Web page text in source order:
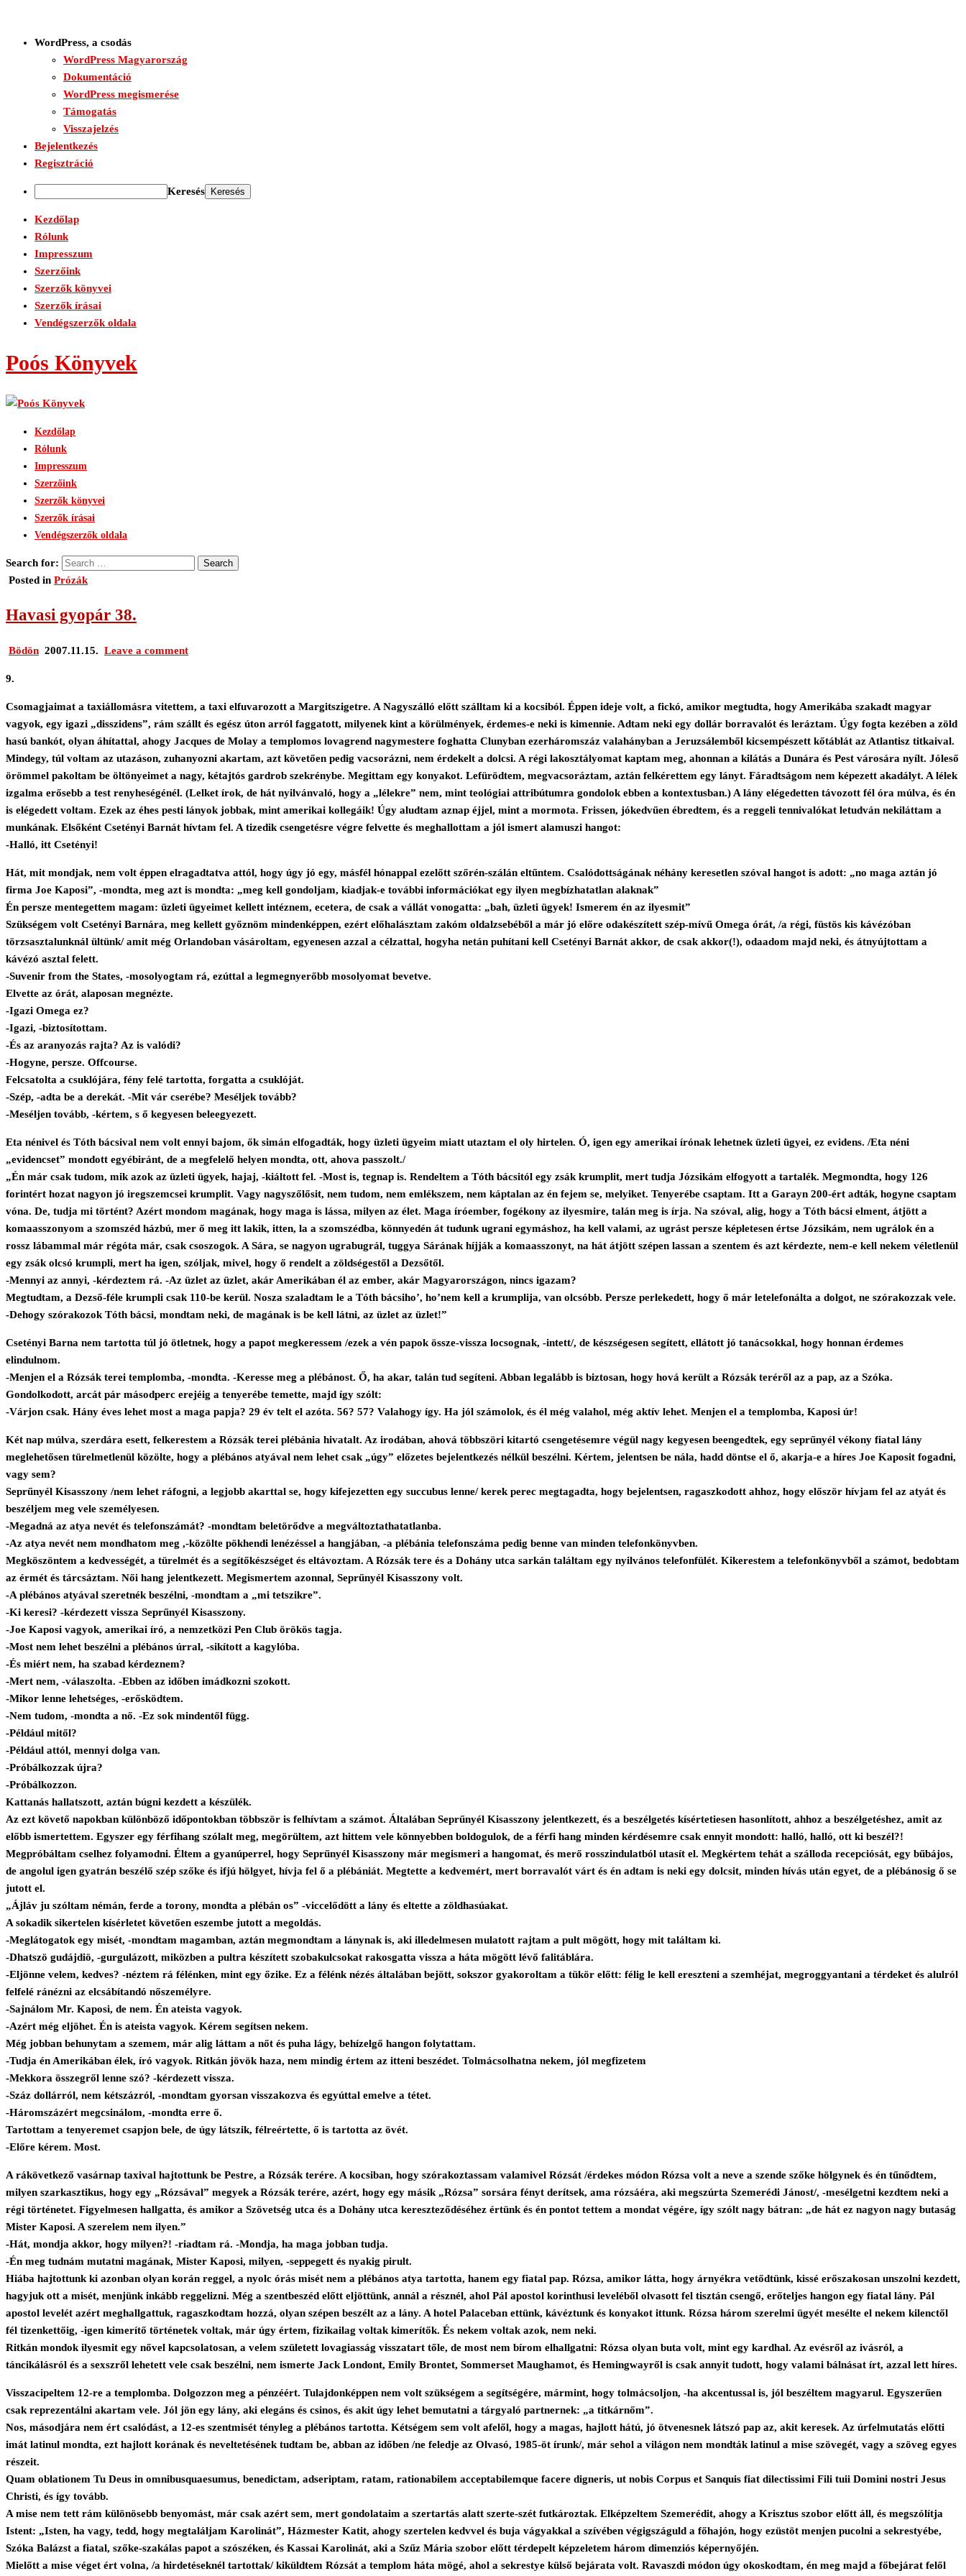
WordPress, a csodás
WordPress Magyarország
Dokumentáció
WordPress megismerése
Támogatás
Visszajelzés
Bejelentkezés
Regisztráció
Keresés
Kezdőlap
Rólunk
Impresszum
Szerzőink
Szerzők könyvei
Szerzők írásai
Vendégszerzők oldala
Poós Könyvek
Kezdőlap
Rólunk
Impresszum
Szerzőink
Szerzők könyvei
Szerzők írásai
Vendégszerzők oldala
Search for:
Posted in Prózák
Havasi gyopár 38.
Bödön 2007.11.15. Leave a comment
9.
Csomagjaimat a taxiállomásra vitettem, a taxi elfuvarozott a Margitszigetre. A Nagyszálló előtt szálltam ki a kocsiból. Éppen ideje volt, a fickó, amikor megtudta, hogy Amerikába szakadt magyar
vagyok, egy igazi „disszidens”, rám szállt és egész úton arról faggatott, milyenek kint a körülmények, érdemes-e neki is kimennie. Adtam neki egy dollár borravalót és leráztam. Úgy fogta kezében a zöld
hasú bankót, olyan áhítattal, ahogy Jacques de Molay a templomos lovagrend nagymestere foghatta Clunyban ezerháromszáz valahányban a Jeruzsálemből kicsempészett kőtáblát az Atlantisz titkaival.
Mindegy, túl voltam az utazáson, zuhanyozni akartam, azt követően pedig vacsorázni, nem érdekelt a dolcsi. A régi lakosztályomat kaptam meg, ahonnan a kilátás a Dunára és Pest városára nyílt. Jóleső
örömmel pakoltam be öltönyeimet a nagy, kétajtós gardrob szekrénybe. Megittam egy konyakot. Lefürödtem, megvacsoráztam, aztán felkérettem egy lányt. Fáradtságom nem képezett akadályt. A lélek
izgalma erősebb a test renyheségénél. (Lelket írok, de hát nyilvánvaló, hogy a „lélekre” nem, mint teológiai attribútumra gondolok ebben a kontextusban.) A lány elégedetten távozott fél óra múlva, és én
is elégedett voltam. Ezek az éhes pesti lányok jobbak, mint amerikai kollegáik! Úgy aludtam aznap éjjel, mint a mormota. Frissen, jókedvűen ébredtem, és a reggeli tennivalókat letudván nekiláttam a
munkának. Elsőként Csetényi Barnát hívtam fel. A tizedik csengetésre végre felvette és meghallottam a jól ismert alamuszi hangot:
-Halló, itt Csetényi!
Hát, mit mondjak, nem volt éppen elragadtatva attól, hogy úgy jó egy, másfél hónappal ezelőtt szőrén-szálán eltűntem. Csalódottságának néhány keresetlen szóval hangot is adott: „no maga aztán jó
firma Joe Kaposi”, -mondta, meg azt is mondta: „meg kell gondoljam, kiadjak-e további információkat egy ilyen megbízhatatlan alaknak”
Én persze mentegettem magam: üzleti ügyeimet kellett intéznem, ecetera, de csak a vállát vonogatta: „bah, üzleti ügyek! Ismerem én az ilyesmit”
Szükségem volt Csetényi Barnára, meg kellett győznöm mindenképpen, ezért előhalásztam zakóm oldalzsebéből a már jó előre odakészített szép-mívű Omega órát, /a régi, füstös kis kávézóban
törzsasztalunknál ültünk/ amit még Orlandoban vásároltam, egyenesen azzal a célzattal, hogyha netán puhítani kell Csetényi Barnát akkor, de csak akkor(!), odaadom majd neki, és átnyújtottam a
kávézó asztal felett.
-Suvenir from the States, -mosolyogtam rá, ezúttal a legmegnyerőbb mosolyomat bevetve.
Elvette az órát, alaposan megnézte.
-Igazi Omega ez?
-Igazi, -biztosítottam.
-És az aranyozás rajta? Az is valódi?
-Hogyne, persze. Offcourse.
Felcsatolta a csuklójára, fény felé tartotta, forgatta a csuklóját.
-Szép, -adta be a derekát. -Mit vár cserébe? Meséljek tovább?
-Meséljen tovább, -kértem, s ő kegyesen beleegyezett.
Eta nénivel és Tóth bácsival nem volt ennyi bajom, ők simán elfogadták, hogy üzleti ügyeim miatt utaztam el oly hirtelen. Ó, igen egy amerikai írónak lehetnek üzleti ügyei, ez evidens. /Eta néni
„evidencset” mondott egyébiránt, de a megfelelő helyen mondta, ott, ahova passzolt./
„Én már csak tudom, mik azok az üzleti ügyek, hajaj, -kiáltott fel. -Most is, tegnap is. Rendeltem a Tóth bácsitól egy zsák krumplit, mert tudja Józsikám elfogyott a tartalék. Megmondta, hogy 126
forintért hozat nagyon jó iregszemcsei krumplit. Vagy nagyszőlősit, nem tudom, nem emlékszem, nem káptalan az én fejem se, melyiket. Tenyerébe csaptam. Itt a Garayn 200-ért adták, hogyne csaptam
vóna. De, tudja mi történt? Azért mondom magának, hogy maga is lássa, milyen az élet. Maga íróember, fogékony az ilyesmire, talán meg is írja. Na szóval, alig, hogy a Tóth bácsi elment, átjött a
komaasszonyom a szomszéd házbú, mer ő meg itt lakik, itten, la a szomszédba, könnyedén át tudunk ugrani egymáshoz, ha kell valami, az ugrást persze képletesen értse Józsikám, nem ugrálok én a
rossz lábammal már régóta már, csak csoszogok. A Sára, se nagyon ugrabugrál, tuggya Sárának híjják a komaasszonyt, na hát átjött szépen lassan a szentem és azt kérdezte, nem-e kell nekem véletlenül
egy zsák olcsó krumpli, mert ha igen, szóljak, mivel, hogy ő rendelt a zöldségestől a Dezsőtől.
-Mennyi az annyi, -kérdeztem rá. -Az üzlet az üzlet, akár Amerikában él az ember, akár Magyarországon, nincs igazam?
Megtudtam, a Dezső-féle krumpli csak 110-be kerül. Nosza szaladtam le a Tóth bácsiho’, ho’nem kell a krumplija, van olcsóbb. Persze perlekedett, hogy ő már letelefonálta a dolgot, ne szórakozzak vele.
-Dehogy szórakozok Tóth bácsi, mondtam neki, de magának is be kell látni, az üzlet az üzlet!”
Csetényi Barna nem tartotta túl jó ötletnek, hogy a papot megkeressem /ezek a vén papok össze-vissza locsognak, -intett/, de készségesen segített, ellátott jó tanácsokkal, hogy honnan érdemes
elindulnom.
-Menjen el a Rózsák terei templomba, -mondta. -Keresse meg a plébánost. Ő, ha akar, talán tud segíteni. Abban legalább is biztosan, hogy hová került a Rózsák teréről az a pap, az a Szóka.
Gondolkodott, arcát pár másodperc erejéig a tenyerébe temette, majd így szólt:
-Várjon csak. Hány éves lehet most a maga papja? 29 év telt el azóta. 56? 57? Valahogy így. Ha jól számolok, és él még valahol, még aktív lehet. Menjen el a templomba, Kaposi úr!
Két nap múlva, szerdára esett, felkerestem a Rózsák terei plébánia hivatalt. Az irodában, ahová többszöri kitartó csengetésemre végül nagy kegyesen beengedtek, egy seprűnyél vékony fiatal lány
meglehetősen türelmetlenül közölte, hogy a plébános atyával nem lehet csak „úgy” előzetes bejelentkezés nélkül beszélni. Kértem, jelentsen be nála, hadd döntse el ő, akarja-e a híres Joe Kaposit fogadni,
vagy sem?
Seprűnyél Kisasszony /nem lehet ráfogni, a legjobb akarttal se, hogy kifejezetten egy succubus lenne/ kerek perec megtagadta, hogy bejelentsen, ragaszkodott ahhoz, hogy először hívjam fel az atyát és
beszéljem meg vele személyesen.
-Megadná az atya nevét és telefonszámát? -mondtam beletörődve a megváltoztathatatlanba.
-Az atya nevét nem mondhatom meg ,-közölte pökhendi lenézéssel a hangjában, -a plébánia telefonszáma pedig benne van minden telefonkönyvben.
Megköszöntem a kedvességét, a türelmét és a segítőkészséget és eltávoztam. A Rózsák tere és a Dohány utca sarkán találtam egy nyilvános telefonfülét. Kikerestem a telefonkönyvből a számot, bedobtam
az érmét és tárcsáztam. Női hang jelentkezett. Megismertem azonnal, Seprűnyél Kisasszony volt.
-A plébános atyával szeretnék beszélni, -mondtam a „mi tetszikre”.
-Ki keresi? -kérdezett vissza Seprűnyél Kisasszony.
-Joe Kaposi vagyok, amerikai író, a nemzetközi Pen Club örökös tagja.
-Most nem lehet beszélni a plébános úrral, -sikított a kagylóba.
-És miért nem, ha szabad kérdeznem?
-Mert nem, -válaszolta. -Ebben az időben imádkozni szokott.
-Mikor lenne lehetséges, -erősködtem.
-Nem tudom, -mondta a nő. -Ez sok mindentől függ.
-Például mitől?
-Például attól, mennyi dolga van.
-Próbálkozzak újra?
-Próbálkozzon.
Kattanás hallatszott, aztán búgni kezdett a készülék.
Az ezt követő napokban különböző időpontokban többször is felhívtam a számot. Általában Seprűnyél Kisasszony jelentkezett, és a beszélgetés kísértetiesen hasonlított, ahhoz a beszélgetéshez, amit az
előbb ismertettem. Egyszer egy férfihang szólalt meg, megörültem, azt hittem vele könnyebben boldogulok, de a férfi hang minden kérdésemre csak ennyit mondott: halló, halló, ott ki beszél?!
Megpróbáltam cselhez folyamodni. Éltem a gyanúperrel, hogy Seprűnyél Kisasszony már megismeri a hangomat, és merő rosszindulatból utasít el. Megkértem tehát a szálloda recepciósát, egy bűbájos,
de angolul igen gyatrán beszélő szép szőke és ifjú hölgyet, hívja fel ő a plébániát. Megtette a kedvemért, mert borravalót várt és én adtam is neki egy dolcsit, minden hívás után egyet, de a plébánosig ő se
jutott el.
„Ájláv ju szóltam némán, ferde a torony, mondta a plébán os” -viccelődött a lány és eltette a zöldhasúakat.
A sokadik sikertelen kísérletet követően eszembe jutott a megoldás.
-Meglátogatok egy misét, -mondtam magamban, aztán megmondtam a lánynak is, aki illedelmesen mulatott rajtam a pult mögött, hogy mit találtam ki.
-Dhatszö gudájdiö, -gurgulázott, miközben a pultra készített szobakulcsokat rakosgatta vissza a háta mögött lévő falitáblára.
-Eljönne velem, kedves? -néztem rá félénken, mint egy őzike. Ez a félénk nézés általában bejött, sokszor gyakoroltam a tükör előtt: félig le kell ereszteni a szemhéjat, megroggyantani a térdeket és alulról
felfelé ránézni az elcsábítandó nőszemélyre.
-Sajnálom Mr. Kaposi, de nem. Én ateista vagyok.
-Azért még eljöhet. Én is ateista vagyok. Kérem segítsen nekem.
Még jobban behunytam a szemem, már alig láttam a nőt és puha lágy, behízelgő hangon folytattam.
-Tudja én Amerikában élek, író vagyok. Ritkán jövök haza, nem mindig értem az itteni beszédet. Tolmácsolhatna nekem, jól megfizetem
-Mekkora összegről lenne szó? -kérdezett vissza.
-Száz dollárról, nem kétszázról, -mondtam gyorsan visszakozva és egyúttal emelve a tétet.
-Háromszázért megcsinálom, -mondta erre ő.
Tartottam a tenyeremet csapjon bele, de úgy látszik, félreértette, ő is tartotta az övét.
-Előre kérem. Most.
A rákövetkező vasárnap taxival hajtottunk be Pestre, a Rózsák terére. A kocsiban, hogy szórakoztassam valamivel Rózsát /érdekes módon Rózsa volt a neve a szende szőke hölgynek és én tűnődtem,
milyen szarkasztikus, hogy egy „Rózsával” megyek a Rózsák terére, azért, hogy egy másik „Rózsa” sorsára fényt derítsek, ama rózsáéra, aki megszúrta Szemerédi Jánost/, -mesélgetni kezdtem neki a
régi történetet. Figyelmesen hallgatta, és amikor a Szövetség utca és a Dohány utca kereszteződéséhez értünk és én pontot tettem a mondat végére, így szólt nagy bátran: „de hát ez nagyon nagy butaság
Mister Kaposi. A szerelem nem ilyen.”
-Hát, mondja akkor, hogy milyen?! -riadtam rá. -Mondja, ha maga jobban tudja.
-Én meg tudnám mutatni magának, Mister Kaposi, milyen, -seppegett és nyakig pirult.
Hiába hajtottunk ki azonban olyan korán reggel, a nyolc órás misét nem a plébános atya tartotta, hanem egy fiatal pap. Rózsa, amikor látta, hogy árnyékra vetődtünk, kissé erőszakosan unszolni kezdett,
hagyjuk ott a misét, menjünk inkább reggelizni. Még a szentbeszéd előtt eljöttünk, annál a résznél, ahol Pál apostol korinthusi leveléből olvasott fel tisztán csengő, erőteljes hangon egy fiatal lány. Pál
apostol levelét azért meghallgattuk, ragaszkodtam hozzá, olyan szépen beszélt az a lány. A hotel Palaceban ettünk, kávéztunk és konyakot ittunk. Rózsa három szerelmi ügyét mesélte el nekem kilenctől
fél tizenkettőig, -igen kimerítő történetek voltak, már úgy értem, fizikailag voltak kimerítők. És nekem voltak azok, nem neki.
Ritkán mondok ilyesmit egy nővel kapcsolatosan, a velem született lovagiasság visszatart tőle, de most nem bírom elhallgatni: Rózsa olyan buta volt, mint egy kardhal. Az evésről az ivásról, a
táncikálásról és a sexszről lehetett vele csak beszélni, nem ismerte Jack Londont, Emily Brontet, Sommerset Maughamot, és Hemingwayről is csak annyit tudott, hogy valami bálnásat írt, azzal lett híres.
Visszacipeltem 12-re a templomba. Dolgozzon meg a pénzéért. Tulajdonképpen nem volt szükségem a segítségére, mármint, hogy tolmácsoljon, -ha akcentussal is, jól beszéltem magyarul. Egyszerűen
csak reprezentálni akartam vele. Jól jön egy lány, aki elegáns és csinos, és akit úgy lehet bemutatni a tárgyaló partnernek: „a titkárnőm”.
Nos, másodjára nem ért csalódást, a 12-es szentmisét tényleg a plébános tartotta. Kétségem sem volt afelől, hogy a magas, hajlott hátú, jó ötvenesnek látszó pap az, akit keresek. Az úrfelmutatás előtti
imát latinul mondta, ezt hajlott korának és neveltetésének tudtam be, abban az időben /ne feledje az Olvasó, 1985-öt írunk/, már sehol a világon nem mondták latinul a mise szövegét, vagy a szöveg egyes
részeit.
Quam oblationem Tu Deus in omnibusquaesumus, benedictam, adseriptam, ratam, rationabilem acceptabilemque facere digneris, ut nobis Corpus et Sanquis fiat dilectissimi Fili tuii Domini nostri Jesus
Christi, és így tovább.
A mise nem tett rám különösebb benyomást, már csak azért sem, mert gondolataim a szertartás alatt szerte-szét futkároztak. Elképzeltem Szemerédit, ahogy a Krisztus szobor előtt áll, és megszólítja
Istent: „Isten, ha vagy, tedd, hogy megtaláljam Karolinát”, Házmester Katit, ahogy szertelen kedvvel és buja vágyakkal a szívében végigszáguld a főhajón, hogy ezüstöt menjen pucolni a sekrestyébe,
Szóka Balázst a fiatal, szőke-szakálas papot a szószéken, és Kassai Karolinát, aki a Szűz Mária szobor előtt térdepelt képzeletem három dimenziós képernyőjén.
Mielőtt a mise véget ért volna, /a hirdetéseknél tartottak/ kiküldtem Rózsát a templom háta mögé, ahol a sekrestye külső bejárata volt. Ravaszdi módon úgy okoskodtam, én meg majd a főbejárat felől